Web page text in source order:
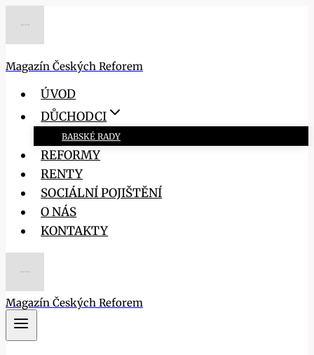
Magazín Českých Reforem
ÚVOD
DŮCHODCI
BABSKÉ RADY
REFORMY
RENTY
SOCIÁLNÍ POJIŠTĚNÍ
O NÁS
KONTAKTY
Magazín Českých Reforem